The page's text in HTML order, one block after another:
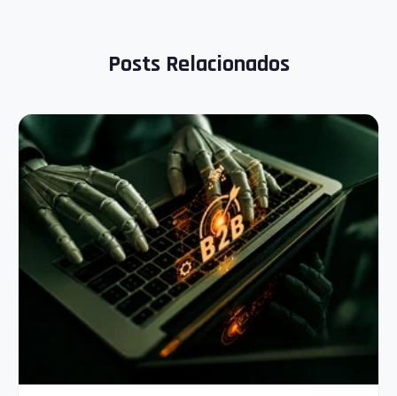
Posts Relacionados